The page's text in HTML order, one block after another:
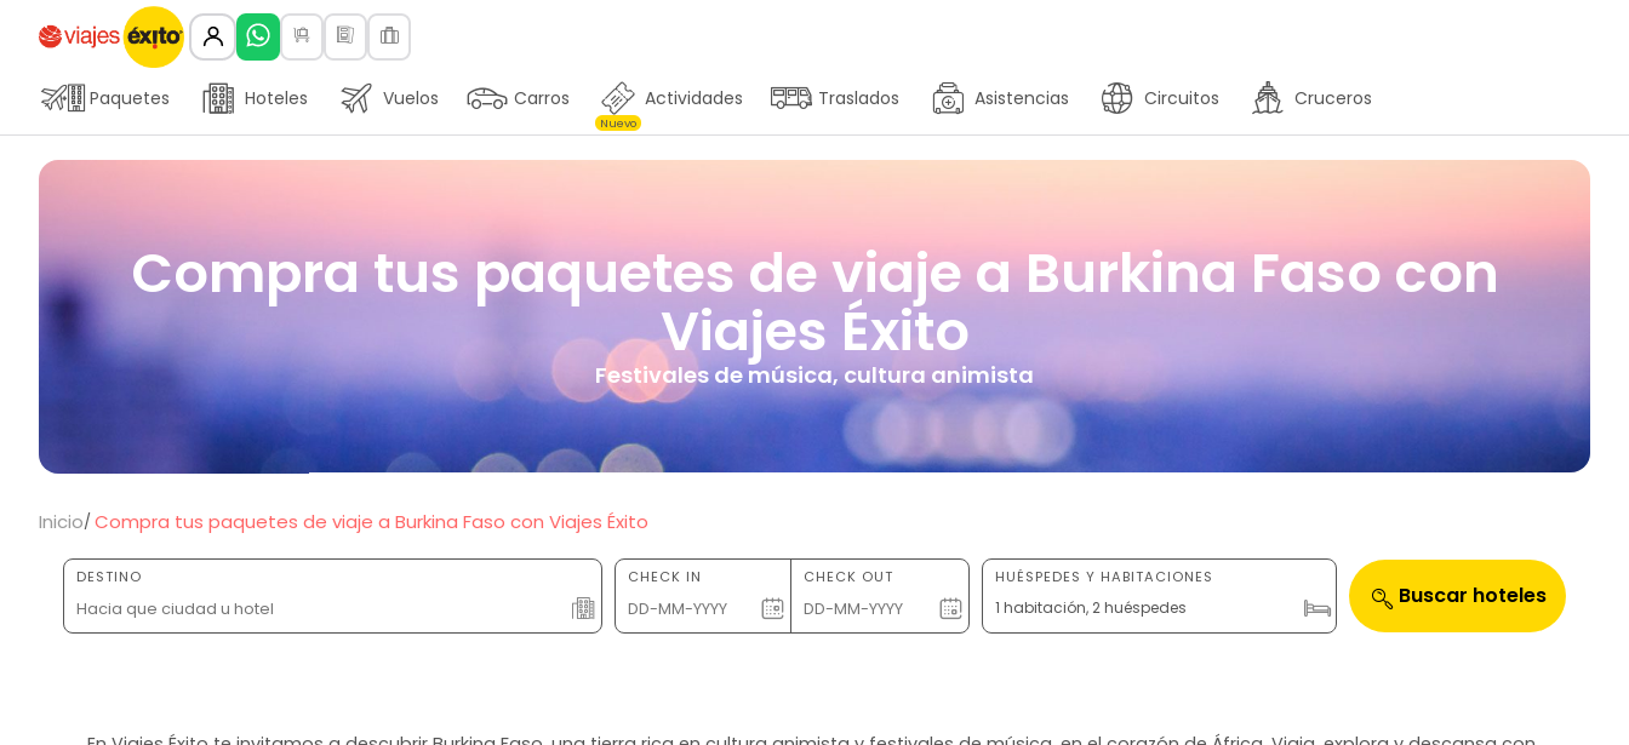
Paquetes Hoteles Vuelos Carros Actividades
Nuevo
Traslados Asistencias Circuitos Cruceros
Compra tus paquetes de viaje a Burkina Faso con
Viajes Éxito
Festivales de música, cultura animista
Inicio Compra tus paquetes de viaje a Burkina Faso con Viajes Éxito
DESTINO CHECK IN CHECK OUT HUÉSPEDES Y HABITACIONES
1 habitación, 2 huéspedes Buscar hoteles